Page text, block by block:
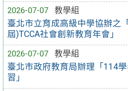
2026-07-07
教學組
臺北市立育成高級中學協辦之
屆)TCCA社會創新教育年會」
2026-07-07
教學組
臺北市政府教育局辦理「114
習」